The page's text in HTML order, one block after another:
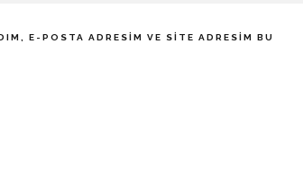
E-POSTA ADRESIM VE SITE ADRESIM BU